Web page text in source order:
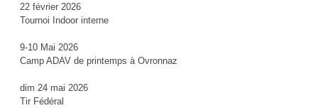
22 février 2026
Tournoi Indoor interne
9-10 Mai 2026
Camp ADAV de printemps à Ovronnaz
dim 24 mai 2026
Tir Fédéral